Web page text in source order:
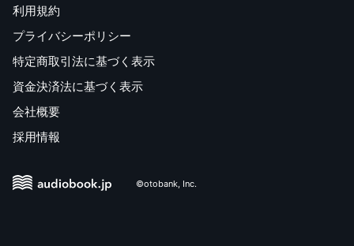
利用規約
プライバシーポリシー
特定商取引法に基づく表示
資金決済法に基づく表示
会社概要
採用情報
©otobank, Inc.